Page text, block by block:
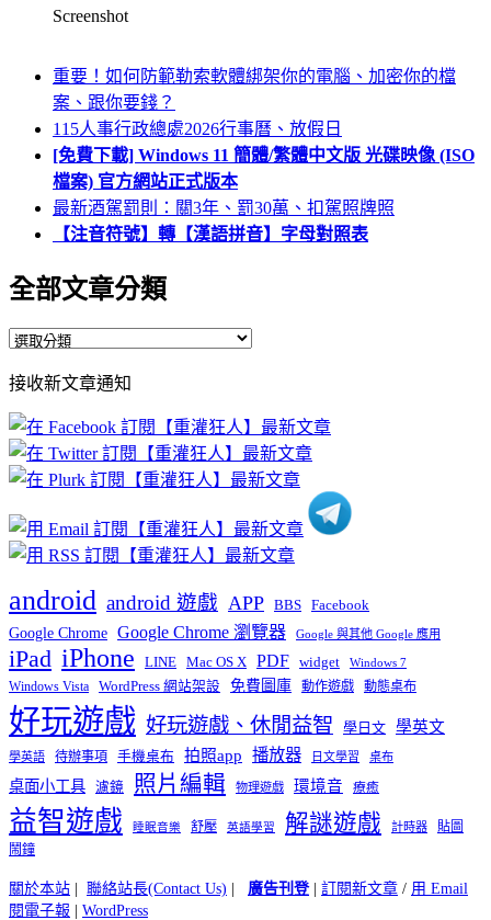
Screenshot
重要！如何防範勒索軟體綁架你的電腦、加密你的檔
案、跟你要錢？
115人事行政總處2026行事曆、放假日
[免費下載] Windows 11 簡體/繁體中文版 光碟映像 (ISO
檔案) 官方網站正式版本
最新酒駕罰則：關3年、罰30萬、扣駕照牌照
【注音符號】轉【漢語拼音】字母對照表
全部文章分類
全
文
章
分
類
接收新文章通知
android android 遊戲 APP BBS Facebook
Google Chrome Google Chrome 瀏覽器 Google 與其他 Google 應用
iPad iPhone LINE Mac OS X PDF widget Windows 7
Windows Vista WordPress 網站架設 免費圖庫 動作遊戲 動態桌布
好玩遊戲 好玩遊戲、休閒益智 學日文 學英文
學英語 待辦事項 手機桌布 拍照app 播放器 日文學習 桌布
桌面小工具 濾鏡 照片編輯 物理遊戲 環境音 療癒
益智遊戲 睡眠音樂 舒壓 英語學習 解謎遊戲 計時器
貼圖
鬧鐘
關於本站 | 聯絡站長(Contact Us) | 廣告刊登| 訂閱新文章 / 用 Email
閱電子報 | WordPress